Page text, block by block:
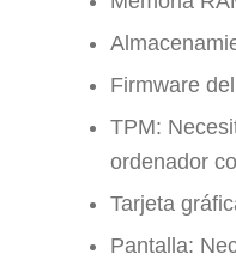
Firmware
TPM:
ordenador
Tarjeta
Pantalla: